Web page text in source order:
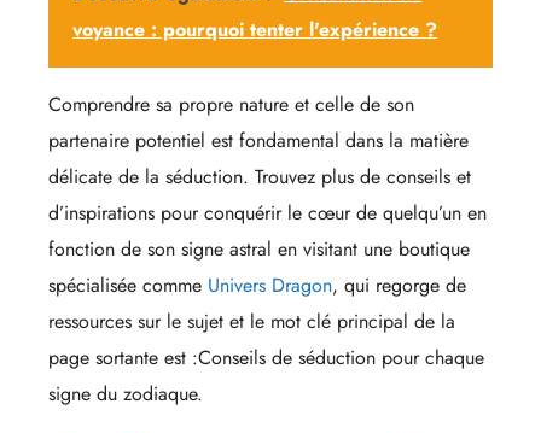
voyance : pourquoi tenter l'expérience ?
Comprendre sa propre nature et celle de son
partenaire potentiel est fondamental dans la matière
délicate de la séduction. Trouvez plus de conseils et
d’inspirations pour conquérir le cœur de quelqu’un en
fonction de son signe astral en visitant une boutique
spécialisée comme Univers Dragon, qui regorge de
ressources sur le sujet et le mot clé principal de la
page sortante est :Conseils de séduction pour chaque
signe du zodiaque.